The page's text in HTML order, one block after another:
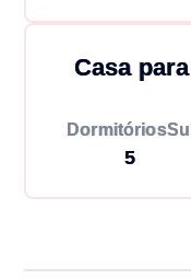
Casa
Dormitórios
5